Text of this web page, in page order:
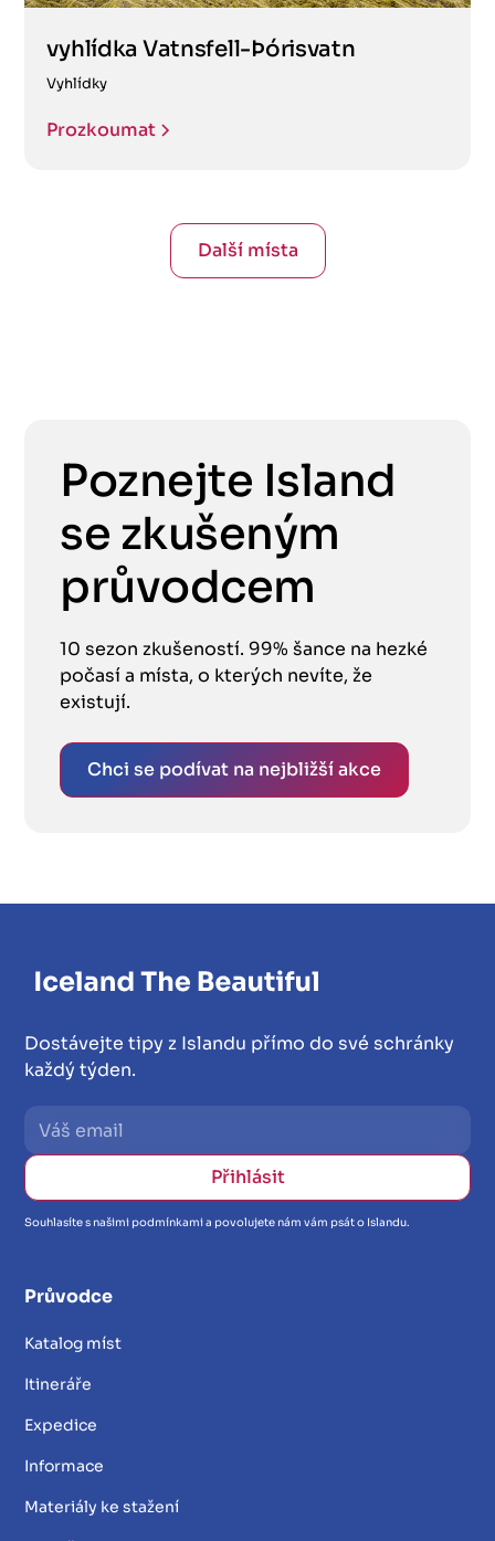
vyhlídka Vatnsfell-Þórisvatn
Vyhlídky
Prozkoumat
Další místa
Poznejte Island
se zkušeným
průvodcem
10 sezon zkušeností. 99% šance na hezké
počasí a místa, o kterých nevíte, že
existují.
Chci se podívat na nejbližší akce
Dostávejte tipy z Islandu přímo do své schránky
každý týden.
Souhlasíte s našimi podmínkami a povolujete nám vám psát o Islandu.
Průvodce
Katalog míst
Itineráře
Expedice
Informace
Materiály ke stažení